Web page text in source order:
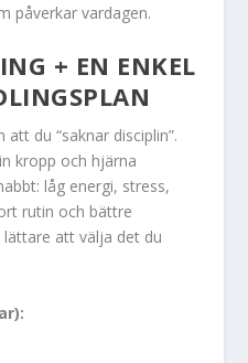
påverkar vardagen.
+ EN ENKEL
du “saknar disciplin”.
kropp och hjärna
låg energi, stress,
rutin och bättre
att välja det du